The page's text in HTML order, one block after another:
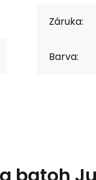
Záruka:
Barva: